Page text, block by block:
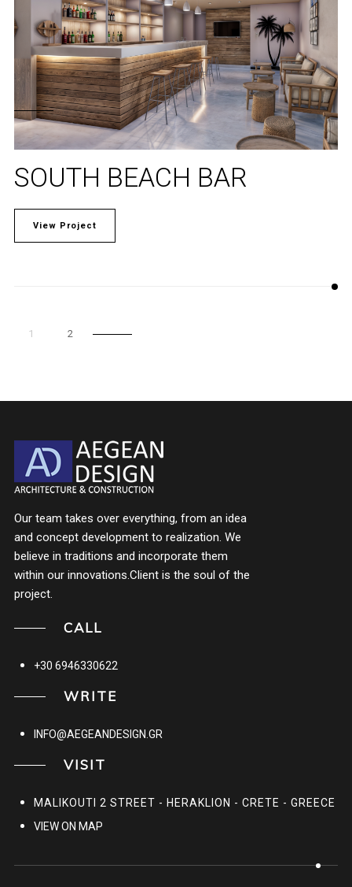
SOUTH BEACH BAR
View Project
1 2
Our team takes over everything, from an idea
and concept development to realization. We
believe in traditions and incorporate them
within our innovations.Client is the soul of the
project.
CALL
+30 6946330622
WRITE
INFO@AEGEANDESIGN.GR
VISIT
MALIKOUTI 2 STREET - HERAKLION - CRETE - GREECE
VIEW ON MAP